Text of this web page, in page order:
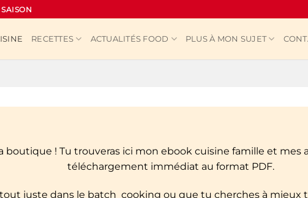
RECETTES ACTUALITÉS FOOD PLUS À MON SUJET
boutique ! Tu trouveras ici mon ebook cuisine famille et mes
téléchargement immédiat au format PDF.
juste dans le batch cooking ou que tu cherches à mieux